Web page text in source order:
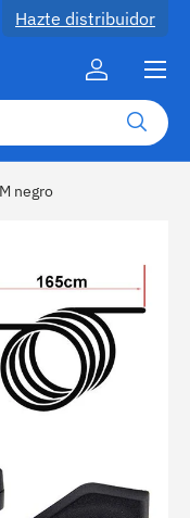
Hazte distribuidor
Buscar
Cuenta
Menú
negro